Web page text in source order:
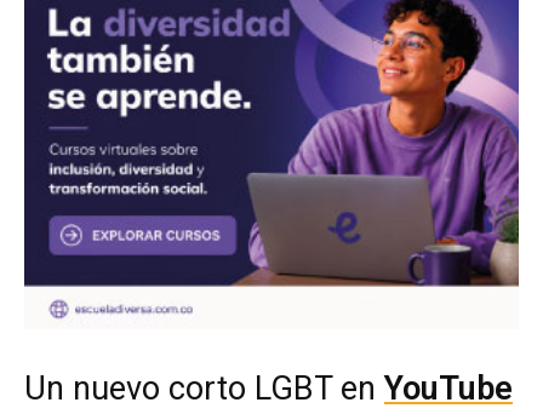
Un nuevo corto LGBT enYouTube